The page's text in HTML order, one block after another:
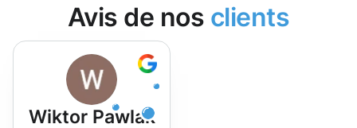
Avis de nos clients
Wiktor Pawlak